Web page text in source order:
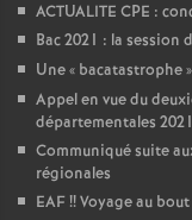
ACTUALITE CPE :
Bac 2021 : la session
Une « bacatastrophe
Appel en vue du
départementales 2021
Communiqué suite
régionales
EAF!! Voyage au